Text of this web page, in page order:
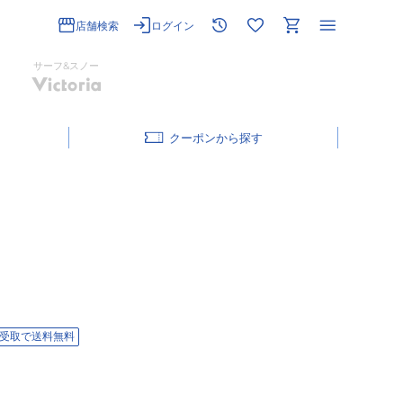
店舗検索 ログイン
サーフ&スノー
クーポン
取で送料無料